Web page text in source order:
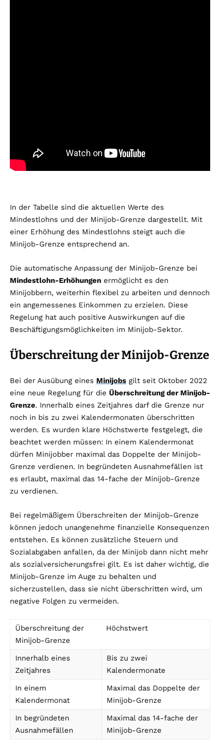
In der Tabelle sind die aktuellen Werte des
Mindestlohns und der Minijob-Grenze dargestellt. Mit
einer Erhöhung des Mindestlohns steigt auch die
Minijob-Grenze entsprechend an.
Die automatische Anpassung der Minijob-Grenze bei
Mindestlohn-Erhöhungen ermöglicht es den
Minijobbern, weiterhin flexibel zu arbeiten und dennoch
ein angemessenes Einkommen zu erzielen. Diese
Regelung hat auch positive Auswirkungen auf die
Beschäftigungsmöglichkeiten im Minijob-Sektor.
Überschreitung der Minijob-Grenze
Bei der Ausübung eines Minijobs gilt seit Oktober 2022
eine neue Regelung für die Überschreitung der Minijob-
Grenze. Innerhalb eines Zeitjahres darf die Grenze nur
noch in bis zu zwei Kalendermonaten überschritten
werden. Es wurden klare Höchstwerte festgelegt, die
beachtet werden müssen: In einem Kalendermonat
dürfen Minijobber maximal das Doppelte der Minijob-
Grenze verdienen. In begründeten Ausnahmefällen ist
es erlaubt, maximal das 14-fache der Minijob-Grenze
zu verdienen.
Bei regelmäßigem Überschreiten der Minijob-Grenze
können jedoch unangenehme finanzielle Konsequenzen
entstehen. Es können zusätzliche Steuern und
Sozialabgaben anfallen, da der Minijob dann nicht mehr
als sozialversicherungsfrei gilt. Es ist daher wichtig, die
Minijob-Grenze im Auge zu behalten und
sicherzustellen, dass sie nicht überschritten wird, um
negative Folgen zu vermeiden.
Überschreitung der
Minijob-Grenze
Höchstwert
Innerhalb eines
Zeitjahres
Bis zu zwei
Kalendermonate
In einem
Kalendermonat
Maximal das Doppelte der
Minijob-Grenze
In begründeten
Ausnahmefällen
Maximal das 14-fache der
Minijob-Grenze